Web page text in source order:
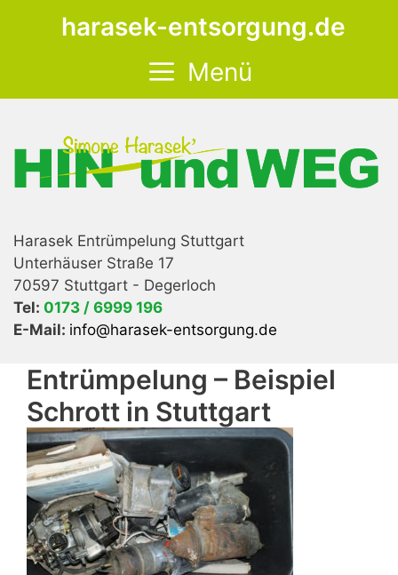
harasek-entsorgung.de
Menü
Harasek Entrümpelung Stuttgart
Unterhäuser Straße 17
70597 Stuttgart - Degerloch
Tel: 0173 / 6999 196
E-Mail: info@harasek-entsorgung.de
Entrümpelung – Beispiel
Schrott in Stuttgart